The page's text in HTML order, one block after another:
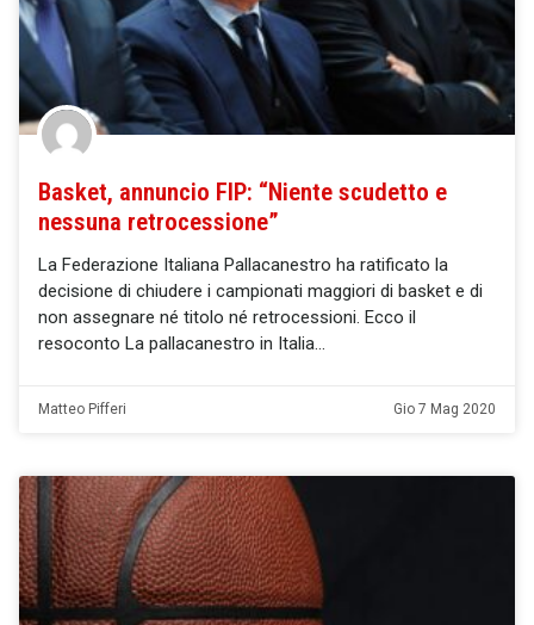
Basket, annuncio FIP: “Niente scudetto e
nessuna retrocessione”
La Federazione Italiana Pallacanestro ha ratificato la
decisione di chiudere i campionati maggiori di basket e di
non assegnare né titolo né retrocessioni. Ecco il
resoconto La pallacanestro in Italia
Matteo Pifferi Gio 7 Mag 2020